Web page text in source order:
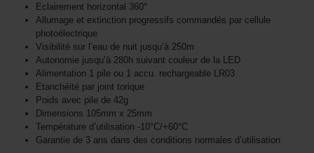
Eclairement horizontal 360°
Allumage et extinction progressifs commandés par cellule
photoélectrique
Visibilité sur l’eau de nuit jusqu’à 250m
Autonomie jusqu’à 280h suivant couleur de la LED
Alimentation 1 pile ou 1 accu. rechargeable LR03
Etanchéité par joint torique
Poids avec pile de 42g
Dimensions 105mm x 25mm
Température d’utilisation -10°C/+60°C
Garantie de 3 ans dans des conditions normales d’utilisation